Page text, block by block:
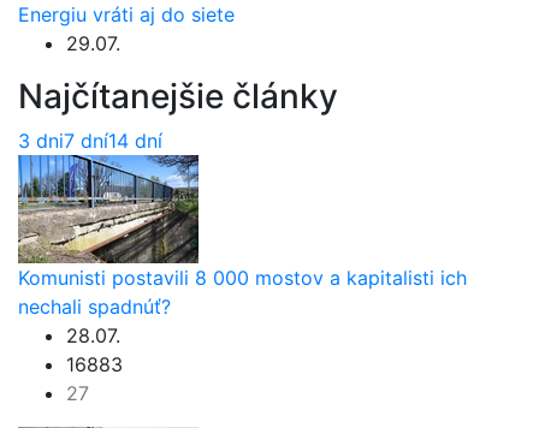
Energiu vráti aj do siete
29.07.
Najčítanejšie články
3 dni7 dní14 dní
Komunisti postavili 8 000 mostov a kapitalisti ich
nechali spadnúť?
28.07.
16883
27